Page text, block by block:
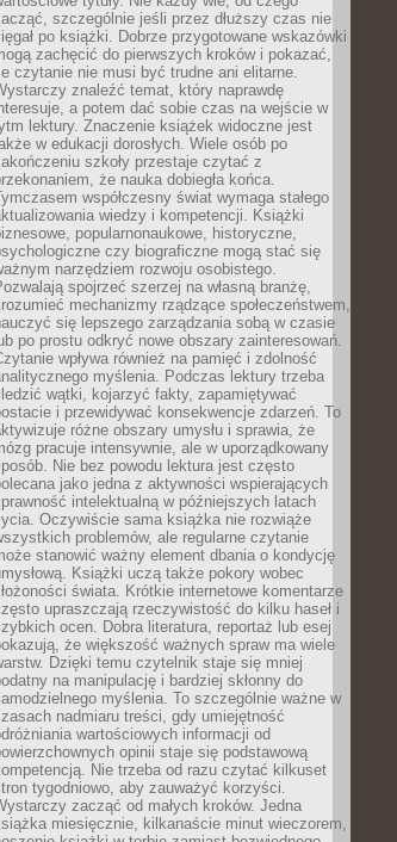
szczególnie jeśli przez dłuższy czas nie
po książki. Dobrze przygotowane wskazówki
zachęcić do pierwszych kroków i pokazać,
czytanie nie musi być trudne ani elitarne.
znaleźć temat, który naprawdę
a potem dać sobie czas na wejście w
lektury. Znaczenie książek widoczne jest
w edukacji dorosłych. Wiele osób po
szkoły przestaje czytać z
że nauka dobiegła końca.
współczesny świat wymaga stałego
wiedzy i kompetencji. Książki
popularnonaukowe, historyczne,
czy biograficzne mogą stać się
narzędziem rozwoju osobistego.
spojrzeć szerzej na własną branżę,
mechanizmy rządzące społeczeństwem,
się lepszego zarządzania sobą w czasie
po prostu odkryć nowe obszary zainteresowań.
wpływa również na pamięć i zdolność
myślenia. Podczas lektury trzeba
wątki, kojarzyć fakty, zapamiętywać
i przewidywać konsekwencje zdarzeń. To
różne obszary umysłu i sprawia, że
pracuje intensywnie, ale w uporządkowany
Nie bez powodu lektura jest często
jako jedna z aktywności wspierających
intelektualną w późniejszych latach
Oczywiście sama książka nie rozwiąże
problemów, ale regularne czytanie
stanowić ważny element dbania o kondycję
Książki uczą także pokory wobec
świata. Krótkie internetowe komentarze
upraszczają rzeczywistość do kilku haseł i
ocen. Dobra literatura, reportaż lub esej
że większość ważnych spraw ma wiele
Dzięki temu czytelnik staje się mniej
na manipulację i bardziej skłonny do
myślenia. To szczególnie ważne w
nadmiaru treści, gdy umiejętność
wartościowych informacji od
opinii staje się podstawową
Nie trzeba od razu czytać kilkuset
tygodniowo, aby zauważyć korzyści.
zacząć od małych kroków. Jedna
miesięcznie, kilkanaście minut wieczorem,